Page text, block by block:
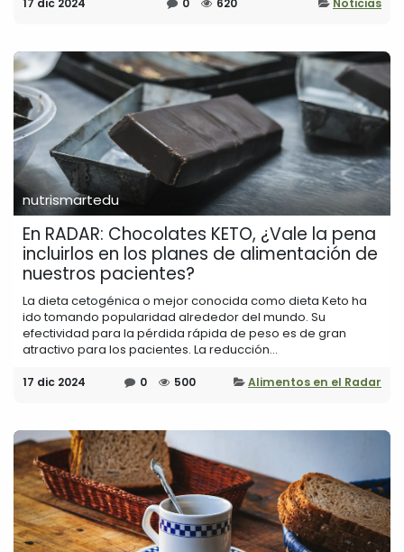
nutrismartedu
En RADAR: Chocolates KETO, ¿Vale la pena
incluirlos en los planes de alimentación de
nuestros pacientes?
La dieta cetogénica o mejor conocida como dieta Keto ha
ido tomando popularidad alrededor del mundo. Su
efectividad para la pérdida rápida de peso es de gran
atractivo para los pacientes. La reducción...
17 dic 2024 0 500 Alimentos en el Radar